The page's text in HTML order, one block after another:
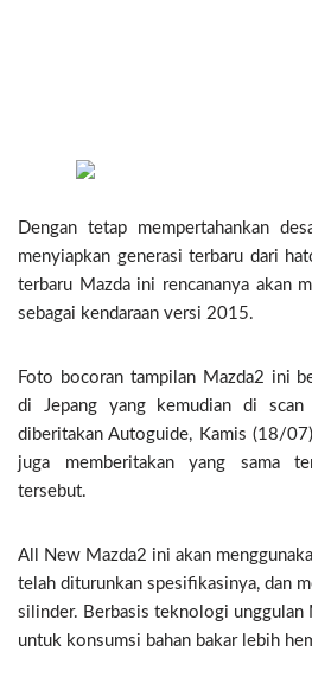
Dengan tetap mempertahankan
menyiapkan generasi terbaru dari
terbaru Mazda ini rencananya akan
sebagai kendaraan versi 2015.
Foto bocoran tampilan Mazda2 ini
di Jepang yang kemudian di
diberitakan Autoguide, Kamis (18/
juga memberitakan yang sama
tersebut.
All New Mazda2 ini akan
telah diturunkan spesifikasinya, dan
silinder. Berbasis teknologi unggulan
untuk konsumsi bahan bakar lebih